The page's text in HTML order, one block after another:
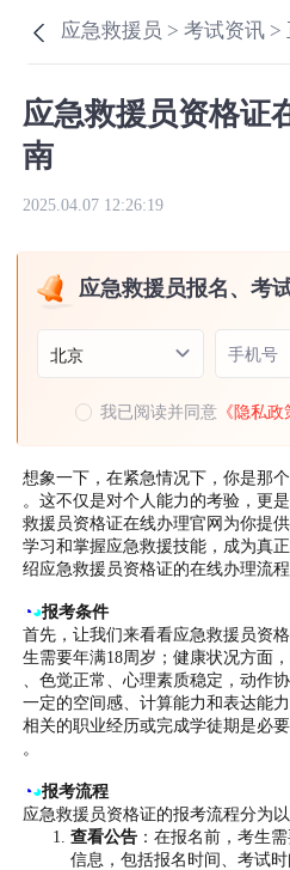
应急救援员 >考试资讯 >
应急救援员资格证
南
2025.04.07 12:26:19
应急救援员报名、考
北京 手机号
我已阅读并同意 《隐私
想象一下，在紧急情况下，你是那
。这不仅是对个人能力的考验，更
救援员资格证在线办理官网为你提
学习和掌握应急救援技能，成为真
绍应急救援员资格证的在线办理流
◔◕报考条件
首先，让我们来看看应急救援员资
生需要年满18周岁；健康状况方面
、色觉正常、心理素质稳定，动作
一定的空间感、计算能力和表达能
相关的职业经历或完成学徒期是必
。
◔◕报考流程
应急救援员资格证的报考流程分为
查看公告 ：在报名前，考生
信息，包括报名时间、考试时